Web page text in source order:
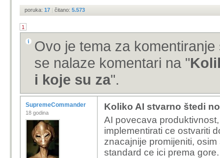
poruka: 17 | čitano: 5.573
1
Ovo je tema za
se nalaze komentari na "
i koje su za".
SupremeCommander
18 godina
Koliko AI stvarno štedi
AI povecava
implementirati ce ostvariti
znacajnije promijeniti,
standard ce ici prema gore.